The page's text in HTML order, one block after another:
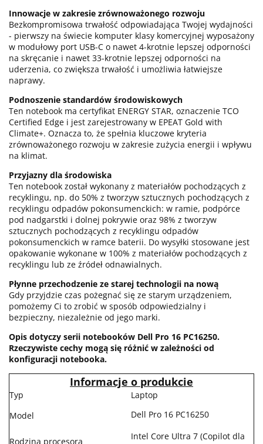
Innowacje w zakresie zrównoważonego rozwoju
Bezkompromisowa trwałość odpowiadająca Twojej wydajności
- pierwszy na świecie komputer klasy komercyjnej wyposażony
w modułowy port USB-C o nawet 4-krotnie lepszej odporności
na skręcanie i nawet 33-krotnie lepszej odporności na
uderzenia, co zwiększa trwałość i umożliwia łatwiejsze
naprawy.
Podnoszenie standardów środowiskowych
Ten notebook ma certyfikat ENERGY STAR, oznaczenie TCO
Certified Edge i jest zarejestrowany w EPEAT Gold with
Climate+. Oznacza to, że spełnia kluczowe kryteria
zrównoważonego rozwoju w zakresie zużycia energii i wpływu
na klimat.
Przyjazny dla środowiska
Ten notebook został wykonany z materiałów pochodzących z
recyklingu, np. do 50% z tworzyw sztucznych pochodzących z
recyklingu odpadów pokonsumenckich: w ramie, podpórce
pod nadgarstki i dolnej pokrywie oraz 98% z tworzyw
sztucznych pochodzących z recyklingu odpadów
pokonsumenckich w ramce baterii. Do wysyłki stosowane jest
opakowanie wykonane w 100% z materiałów pochodzących z
recyklingu lub ze źródeł odnawialnych.
Płynne przechodzenie ze starej technologii na nową
Gdy przyjdzie czas pożegnać się ze starym urządzeniem,
pomożemy Ci to zrobić w sposób odpowiedzialny i
bezpieczny, niezależnie od jego marki.
Opis dotyczy serii notebooków Dell Pro 16 PC16250.
Rzeczywiste cechy mogą się różnić w zależności od
konfiguracji notebooka.
Informacje o produkcie
Typ
Laptop
Model
Dell Pro 16 PC16250
Rodzina procesora
Intel Core Ultra 7 (Copilot dla